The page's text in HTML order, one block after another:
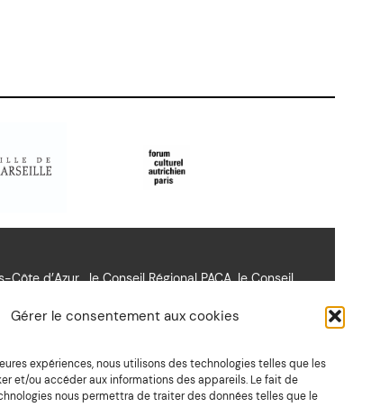
Gérer le consentement aux cookies
expériences, nous utilisons des technologies telles que les
et/ou accéder aux informations des appareils. Le fait de
nous permettra de traiter des données telles que le
d’Azur , le Conseil Régional PACA, le Conseil
Paris.
Suivez nous sur Vimeo